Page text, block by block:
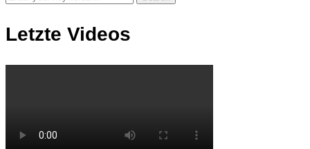
Letzte Videos